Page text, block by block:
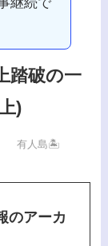
継続で
踏破の一
)
有人島🏝️
のアーカ